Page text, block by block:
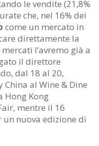
le vendite (21,8%
che, nel 16% dei
come un mercato in
direttamente la
l’avremo già a
il direttore
dal 18 al 20,
al Wine & Dine
Hong Kong
mentre il 16
un nuova edizione di